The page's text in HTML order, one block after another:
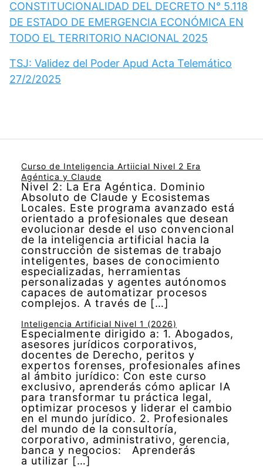
CONSTITUCIONALIDAD DEL DECRETO N° 5.118
DE ESTADO DE EMERGENCIA ECONÓMICA EN
TODO EL TERRITORIO NACIONAL 2025
TSJ: Validez del Poder Apud Acta Telemático
27/2/2025
Curso de Inteligencia Artiicial Nivel 2 Era
Agéntica y Claude
Nivel 2: La Era Agéntica. Dominio
Absoluto de Claude y Ecosistemas
Locales. Este programa avanzado está
orientado a profesionales que desean
evolucionar desde el uso convencional
de la inteligencia artificial hacia la
construcción de sistemas de trabajo
inteligentes, bases de conocimiento
especializadas, herramientas
personalizadas y agentes autónomos
capaces de automatizar procesos
complejos. A través de […]
Inteligencia Artificial Nivel 1 (2026)
Especialmente dirigido a: 1. Abogados,
asesores jurídicos corporativos,
docentes de Derecho, peritos y
expertos forenses, profesionales afines
al ámbito jurídico: Con este curso
exclusivo, aprenderás cómo aplicar IA
para transformar tu práctica legal,
optimizar procesos y liderar el cambio
en el mundo jurídico. 2. Profesionales
del mundo de la consultoría,
corporativo, administrativo, gerencia,
banca y negocios: Aprenderás
a utilizar […]